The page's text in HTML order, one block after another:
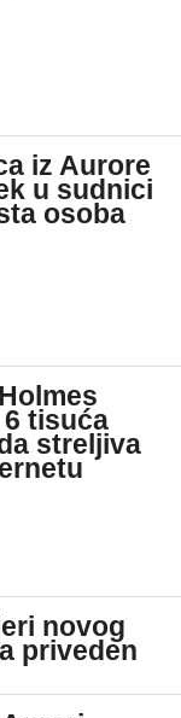
iz Aurore
u sudnici
osoba
6 tisuća
streljiva
novog
priveden